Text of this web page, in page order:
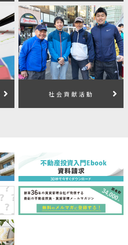
社会貢献活動